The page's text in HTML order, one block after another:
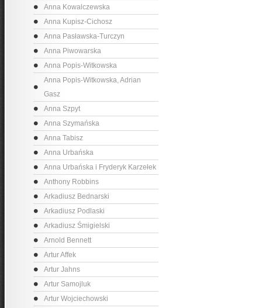
Anna Kowalczewska
Anna Kupisz-Cichosz
Anna Pasławska-Turczyn
Anna Piwowarska
Anna Popis-Witkowska
Anna Popis-Witkowska, Adrian
Gasz
Anna Szpyt
Anna Szymańska
Anna Tabisz
Anna Urbańska
Anna Urbańska i Fryderyk Karzełek
Anthony Robbins
Arkadiusz Bednarski
Arkadiusz Podlaski
Arkadiusz Śmigielski
Arnold Bennett
Artur Affek
Artur Jahns
Artur Samojluk
Artur Wojciechowski